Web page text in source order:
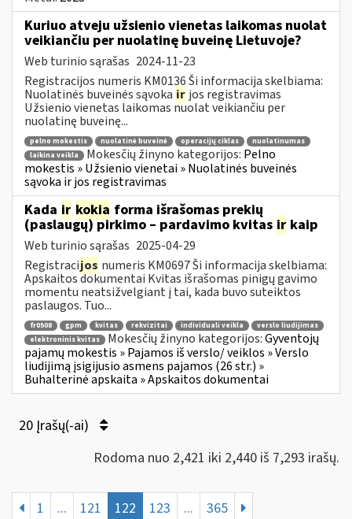
Kuriuo atveju užsienio vienetas laikomas nuolat
veikiančiu per nuolatinę buveinę Lietuvoje?
Web turinio sąrašas 2024-11-23
Registracijos numeris KM0136 Ši informacija skelbiama:
Nuolatinės buveinės sąvoka ir jos registravimas
Užsienio vienetas laikomas nuolat veikiančiu per
nuolatinę buveinę...
pelno mokestis nuolatinė buveinė operacijų ciklas
nuolatinumas
laikina veikla
Mokesčių žinyno kategorijos: Pelno
mokestis » Užsienio vienetai » Nuolatinės buveinės
sąvoka ir jos registravimas
Kada ir kokia forma išrašomas prekių
(paslaugų) pirkimo – pardavimo kvitas ir kaip
Web turinio sąrašas 2025-04-29
Registracijos numeris KM0697 Ši informacija skelbiama:
Apskaitos dokumentai Kvitas išrašomas pinigų gavimo
momentu neatsižvelgiant į tai, kada buvo suteiktos
paslaugos. Tuo...
fr0508 gpm kvitas rekvizitai individuali veikla
verslo liudijimas
elektroninis kvitas
Mokesčių žinyno kategorijos:Gyventojų
pajamų mokestis » Pajamos iš verslo/ veiklos » Verslo
liudijimą įsigijusio asmens pajamos (26 str.) »
Buhalterinė apskaita » Apskaitos dokumentai
20 Įrašų(-ai)
Rodoma nuo 2,421 iki 2,440 iš 7,293 irašų.
1 ... 121 122 123 ... 365